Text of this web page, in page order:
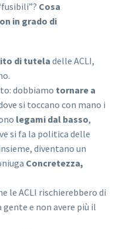
Cosa
in grado di
di tutela delle ACLI,
dobbiamo tornare a
si toccano con mano i
legami dal basso,
si fa la politica delle
diventano un
Concretezza,
le ACLI rischierebbero di
e non avere più il